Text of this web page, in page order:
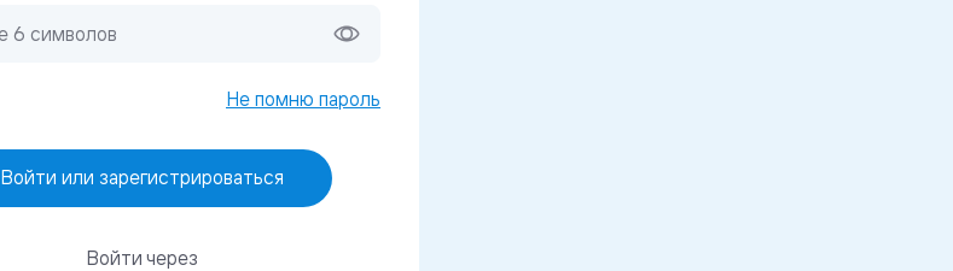
Не помню пароль
Войти или зарегистрироваться
Войти через